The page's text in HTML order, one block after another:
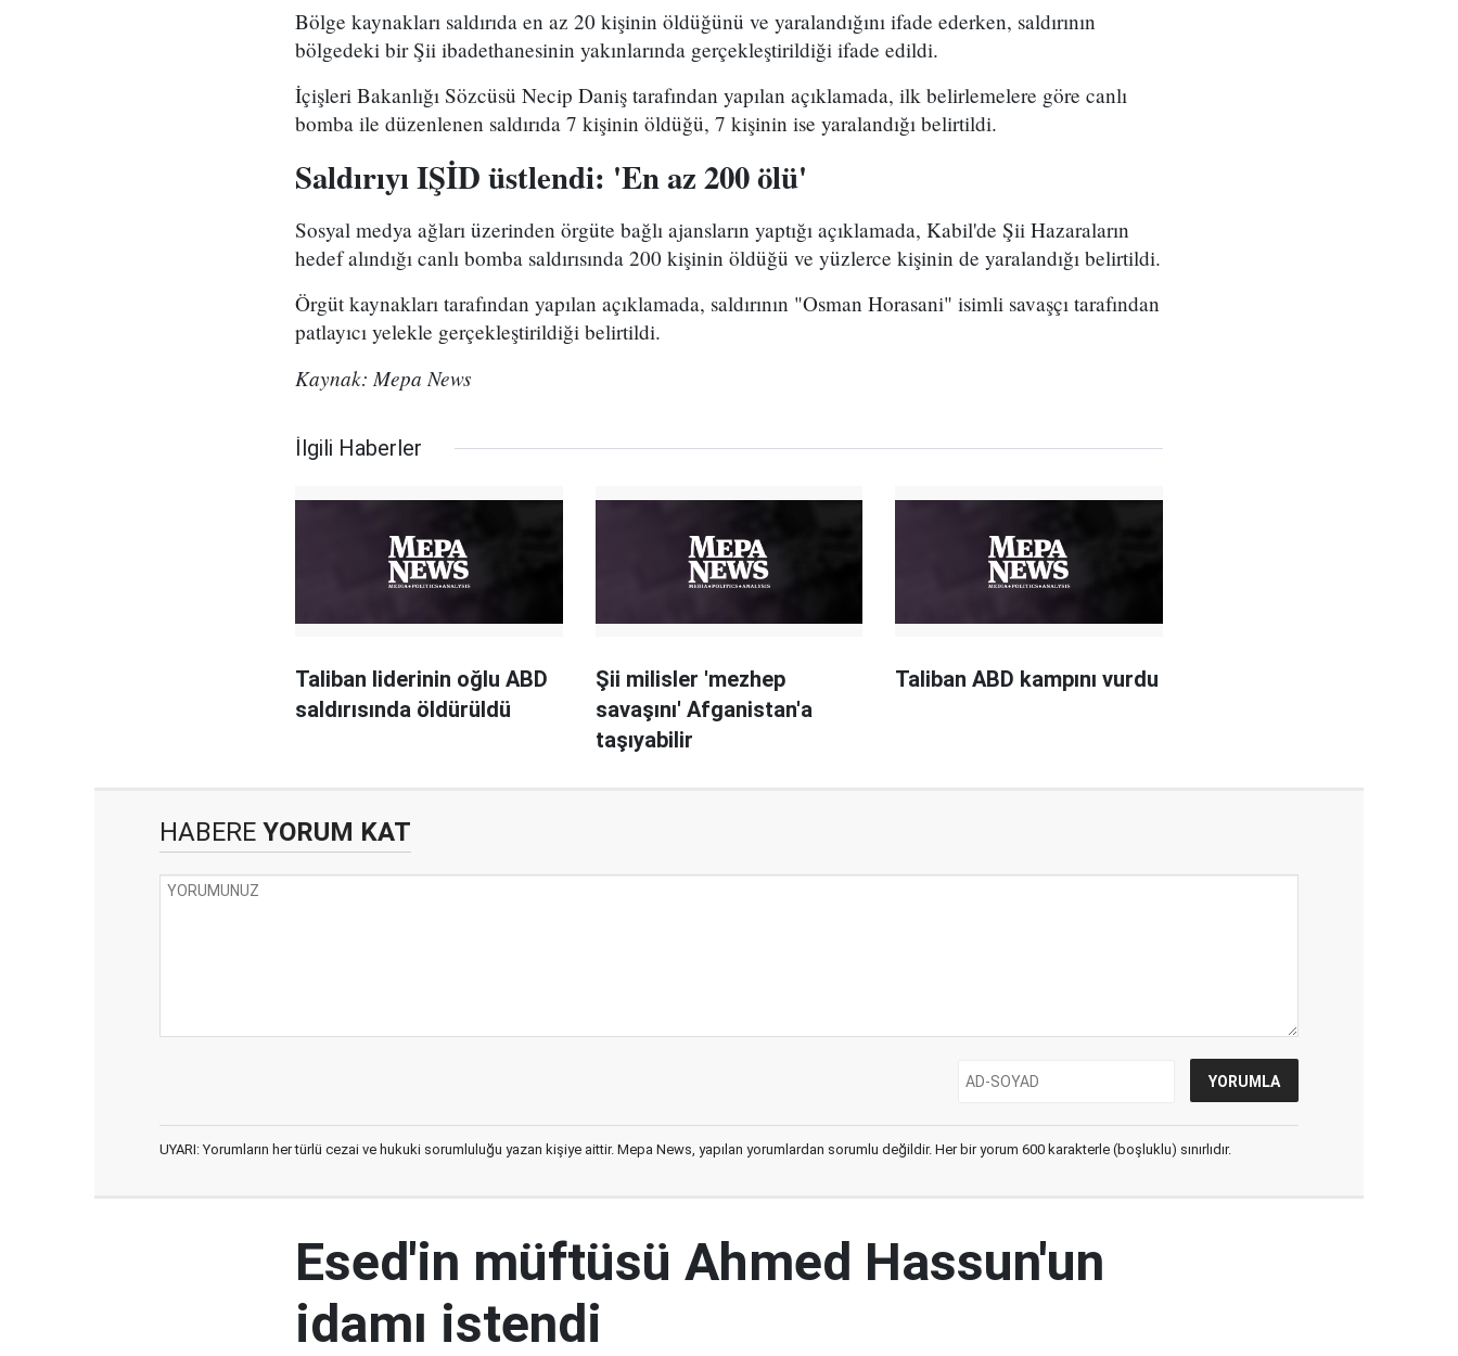
Bölge kaynakları saldırıda en az 20 kişinin öldüğünü ve yaralandığını ifade ederken, saldırının
bölgedeki bir Şii ibadethanesinin yakınlarında gerçekleştirildiği ifade edildi.
İçişleri Bakanlığı Sözcüsü Necip Daniş tarafından yapılan açıklamada, ilk belirlemelere göre canlı
bomba ile düzenlenen saldırıda 7 kişinin öldüğü, 7 kişinin ise yaralandığı belirtildi.
Saldırıyı IŞİD üstlendi: 'En az 200 ölü'
Sosyal medya ağları üzerinden örgüte bağlı ajansların yaptığı açıklamada, Kabil'de Şii Hazaraların
hedef alındığı canlı bomba saldırısında 200 kişinin öldüğü ve yüzlerce kişinin de yaralandığı belirtildi.
Örgüt kaynakları tarafından yapılan açıklamada, saldırının "Osman Horasani" isimli savaşçı tarafından
patlayıcı yelekle gerçekleştirildiği belirtildi.
Kaynak: Mepa News
İlgili Haberler
Taliban liderinin oğlu ABD
saldırısında öldürüldü
Şii milisler 'mezhep
savaşını' Afganistan'a
taşıyabilir
Taliban ABD kampını vurdu
HABERE YORUM KAT
UYARI: Yorumların her türlü cezai ve hukuki sorumluluğu yazan kişiye aittir. Mepa News, yapılan yorumlardan sorumlu değildir. Her bir yorum 600 karakterle (boşluklu) sınırlıdır.
Esed'in müftüsü Ahmed Hassun'un
idamı istendi